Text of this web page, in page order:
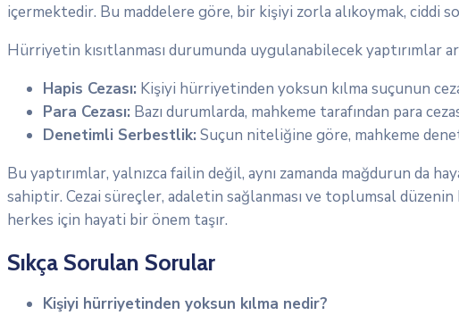
içermektedir. Bu maddelere göre, bir kişiyi zorla alıkoymak, ciddi
Hürriyetin kısıtlanması durumunda uygulanabilecek yaptırımlar
Hapis Cezası: Kişiyi hürriyetinden yoksun kılma suçunun
Para Cezası: Bazı durumlarda, mahkeme tarafından para
Denetimli Serbestlik: Suçun niteliğine göre, mahkeme
Bu yaptırımlar, yalnızca failin değil, aynı zamanda mağdurun da
sahiptir. Cezai süreçler, adaletin sağlanması ve toplumsal
herkes için hayati bir önem taşır.
Sıkça Sorulan Sorular
Kişiyi hürriyetinden yoksun kılma nedir?